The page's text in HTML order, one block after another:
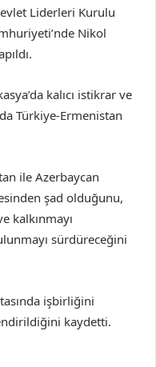
Liderleri Kurulu
Nikol
kalıcı istikrar ve
Türkiye-Ermenistan
ile Azerbaycan
şad olduğunu,
kalkınmayı
sürdüreceğini
işbirliğini
kaydetti.